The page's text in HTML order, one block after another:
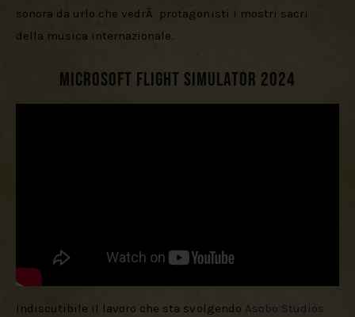
sonora da urlo che vedrÃ  protagonisti i mostri sacri
della musica internazionale.
Microsoft Flight Simulator 2024
Indiscutibile il lavoro che sta svolgendo Asobo Studios